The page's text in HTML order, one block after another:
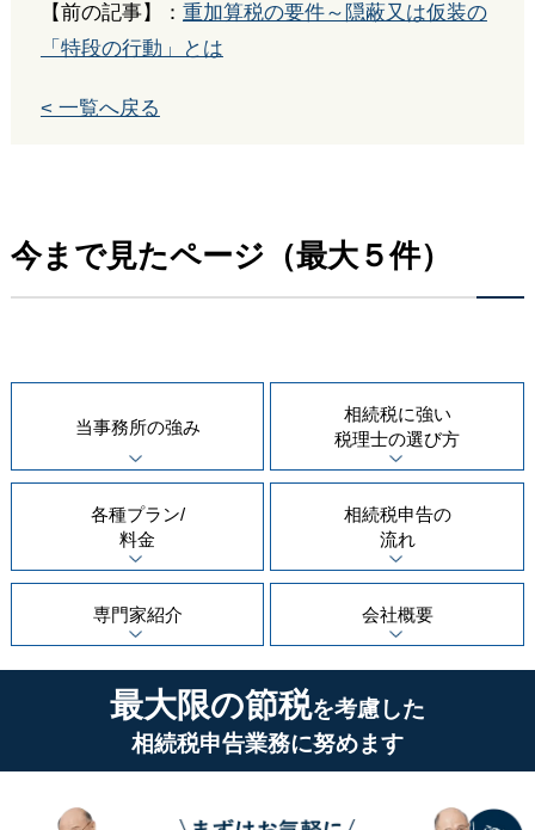
【前の記事】： 重加算税の要件～隠蔽又は仮装の
「特段の行動」とは
< 一覧へ戻る
今まで見たページ（最大５件）
当事務所の強み
相続税に強い
税理士の選び方
各種プラン/
料金
相続税申告の
流れ
専門家紹介 会社概要
最大限の節税を考慮した
相続税申告業務に努めます